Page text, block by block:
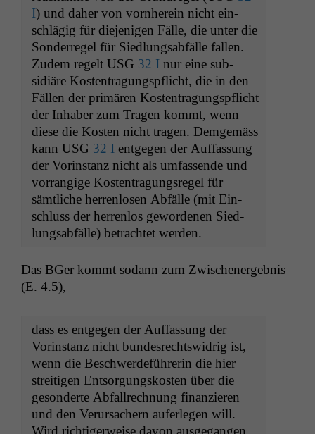
I) und daher von vorn­here­in nicht ein­
schlägig für diejeni­gen Fälle, die unter die
Son­der­regel für Sied­lungsabfälle fall­en.
Zudem regelt USG 32 I
sidiäre Kos­ten­tra­gungspflicht, die in den
Fällen der primären Kos­ten­tra­gungspflicht
der Inhab­er zum Tra­gen kommt, wenn
diese die Kosten nicht tra­gen. Demgemäss
kann USG 32 I ent­ge­gen der Auf­fas­sung
der Vorin­stanz nicht als umfassende und
vor­rangige Kos­ten­tra­gungsregel für
sämtliche her­ren­losen Abfälle (mit Ein­
schluss der her­ren­los gewor­de­nen Sied­
lungsabfälle) betra­chtet werden.
Das BGer kommt sodann zum Zwis­ch­en­ergeb­nis
(E. 4.5),
dass es ent­ge­gen der Auf­fas­sung der
Vorin­stanz nicht bun­desrechtswidrig ist,
wenn die Beschw­erde­führerin die hier
stre­it­i­gen Entsorgungskosten über die
geson­derte Abfall­rech­nung finanzieren
und den Verur­sach­ern aufer­legen will.
Wird richtiger­weise davon aus­ge­gan­gen,